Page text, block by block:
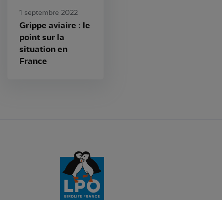
1 septembre 2022
Grippe aviaire : le
point sur la
situation en
France